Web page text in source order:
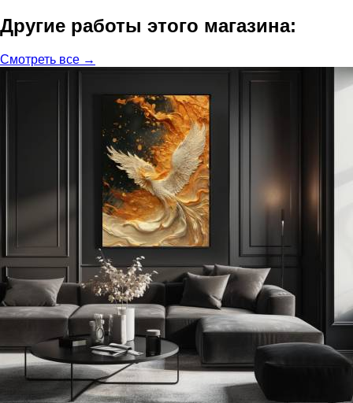
Другие работы этого магазина:
Смотреть все →